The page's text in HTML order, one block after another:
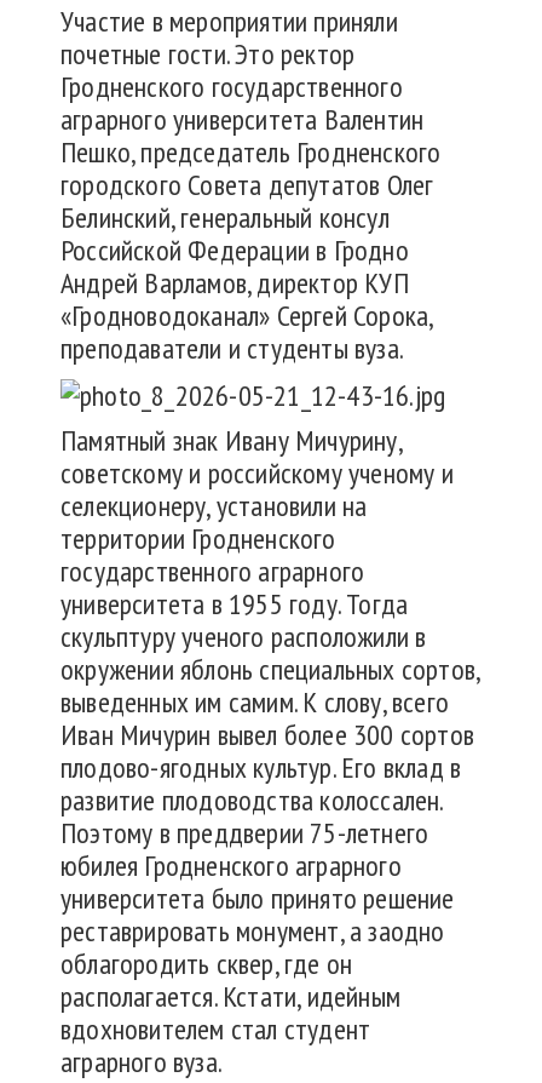
Участие в мероприятии приняли
почетные гости. Это ректор
Гродненского государственного
аграрного университета Валентин
Пешко, председатель Гродненского
городского Совета депутатов Олег
Белинский, генеральный консул
Российской Федерации в Гродно
Андрей Варламов, директор КУП
«Гродноводоканал» Сергей Сорока,
преподаватели и студенты вуза.
Памятный знак Ивану Мичурину,
советскому и российскому ученому и
селекционеру, установили на
территории Гродненского
государственного аграрного
университета в 1955 году. Тогда
скульптуру ученого расположили в
окружении яблонь специальных сортов,
выведенных им самим. К слову, всего
Иван Мичурин вывел более 300 сортов
плодово-ягодных культур. Его вклад в
развитие плодоводства колоссален.
Поэтому в преддверии 75-летнего
юбилея Гродненского аграрного
университета было принято решение
реставрировать монумент, а заодно
облагородить сквер, где он
располагается. Кстати, идейным
вдохновителем стал студент
аграрного вуза.